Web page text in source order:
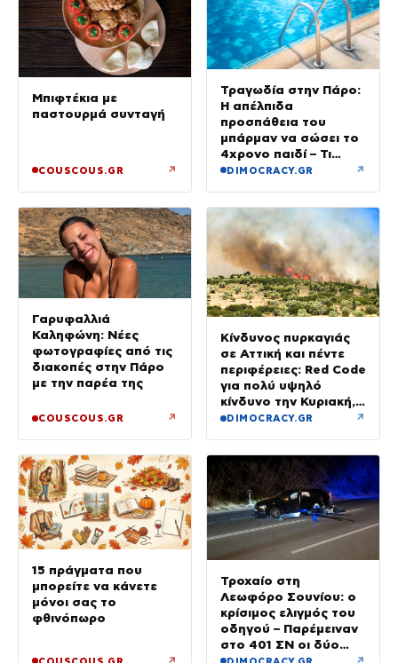
Μπιφτέκια με
παστουρμά συνταγή
COUSCOUS.GR ↗
Τραγωδία στην Πάρο:
Η απέλπιδα
προσπάθεια του
μπάρμαν να σώσει το
4χρονο παιδί – Τι
ερευνούν οι αρχές
DIMOCRACY.GR ↗
Γαρυφαλλιά
Καληφώνη: Νέες
φωτογραφίες από τις
διακοπές στην Πάρο
με την παρέα της
COUSCOUS.GR ↗
Κίνδυνος πυρκαγιάς
σε Αττική και πέντε
περιφέρειες: Red Code
για πολύ υψηλό
κίνδυνο την Κυριακή,
με μελτέμια έως 8
DIMOCRACY.GR ↗
15 πράγματα που
μπορείτε να κάνετε
μόνοι σας το
φθινόπωρο
COUSCOUS.GR ↗
Τροχαίο στη
Λεωφόρο Σουνίου: ο
κρίσιμος ελιγμός του
οδηγού – Παρέμειναν
στο 401 ΣΝ οι δύο
αστυνομικοί
DIMOCRACY.GR ↗